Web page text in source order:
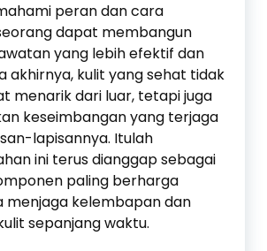
peran dan cara
dapat membangun
yang lebih efektif dan
akhirnya, kulit yang sehat tidak
menarik dari luar, tetapi juga
keseimbangan yang terjaga
lapisannya. Itulah
ini terus dianggap sebagai
paling berharga
menjaga kelembapan dan
sepanjang waktu.